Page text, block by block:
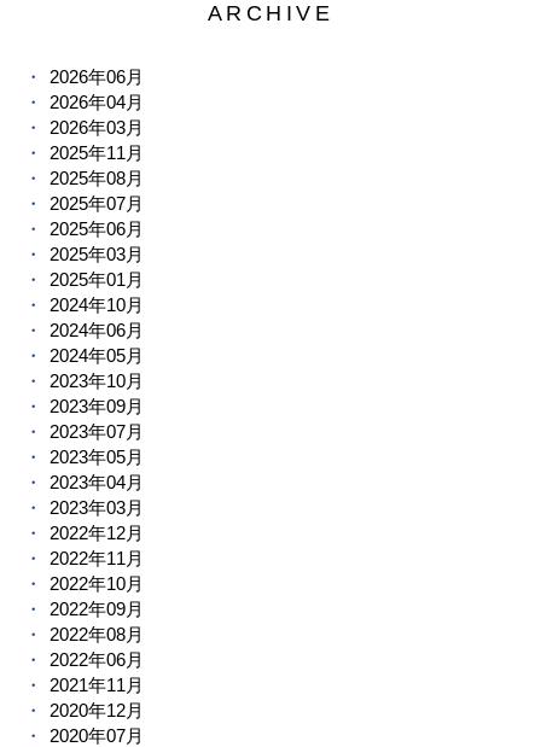
ARCHIVE
2026年06月
2026年04月
2026年03月
2025年11月
2025年08月
2025年07月
2025年06月
2025年03月
2025年01月
2024年10月
2024年06月
2024年05月
2023年10月
2023年09月
2023年07月
2023年05月
2023年04月
2023年03月
2022年12月
2022年11月
2022年10月
2022年09月
2022年08月
2022年06月
2021年11月
2020年12月
2020年07月